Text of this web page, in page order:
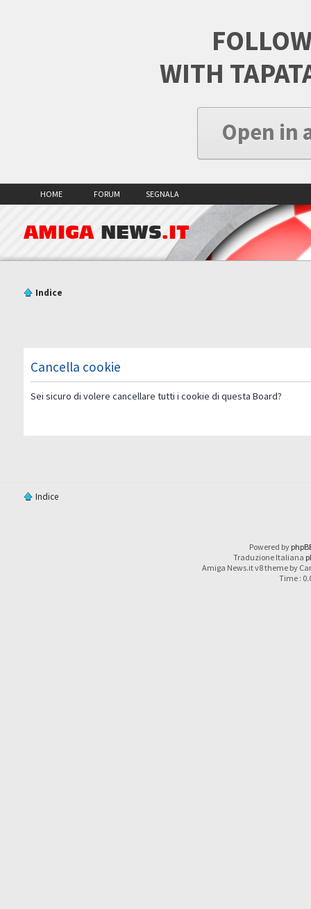
WITH
Open in
HOME FORUM SEGNALA
AMIGA NEWS.IT
Indice
Cancella cookie
Sei sicuro di volere cancellare tutti i cookie di questa Board?
Indice
Powered by
Traduzione Italiana
Amiga News.it v8 theme by
Time :